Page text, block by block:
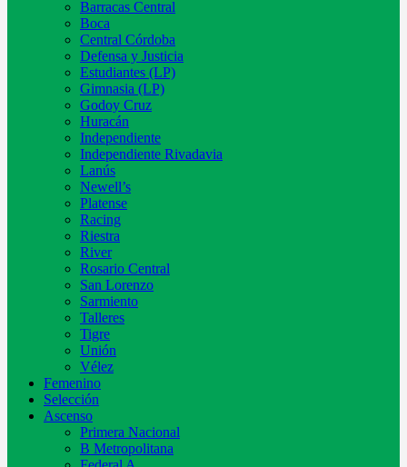
Barracas Central
Boca
Central Córdoba
Defensa y Justicia
Estudiantes (LP)
Gimnasia (LP)
Godoy Cruz
Huracán
Independiente
Independiente Rivadavia
Lanús
Newell’s
Platense
Racing
Riestra
River
Rosario Central
San Lorenzo
Sarmiento
Talleres
Tigre
Unión
Vélez
Femenino
Selección
Ascenso
Primera Nacional
B Metropolitana